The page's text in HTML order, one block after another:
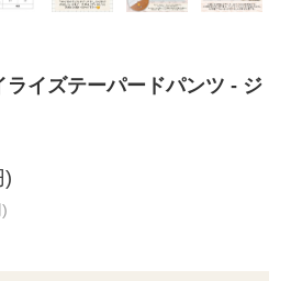
イズテーパードパンツ - ジ
)